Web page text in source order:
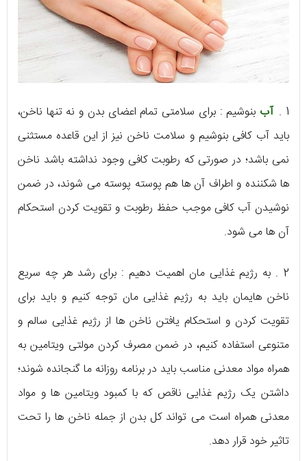
1 . آب بنوشیم : برای سلامتی تمام اعضای بدن و نه تنها ناخن،
باید آب کافی بنوشیم و سلامت ناخن نیز از این قاعده مستثنی
نمی باشد؛ در صورتی که رطوبت کافی وجود نداشته باشد ناخن
ها شکننده و اطراف آن ها هم پوسته پوسته می شوند، در ضمن
نوشیدن آب کافی موجب حفظ رطوبت و تقویت کردن استحکام
آن ها می شود.
2 . به رژیم غذایی مان اهمیت دهیم : برای رشد هر چه سریع
ناخن هایمان باید به رژیم غذایی مان توجه کنیم و باید برای
تقویت کردن و استحکام یافتن ناخن ها از رژیم غذایی سالم و
متنوعی استفاده کنیم، در ضمن مصرف کردن مولتی ویتامین به
همراه مواد معدنی مناسب باید در برنامه روزانه ما گنجانده شوند؛
داشتن یک رژیم غذایی ناقص که با کمبود ویتامین ها و مواد
معدنی همراه است می تواند کل بدن از جمله ناخن ها را تحت
تاثیر خود قرار دهد.